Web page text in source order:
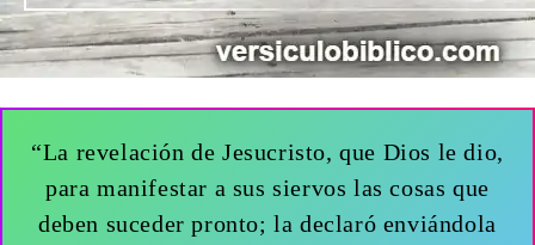
“La revelación de Jesucristo, que Dios le dio,
para manifestar a sus siervos las cosas que
deben suceder pronto; la declaró enviándola